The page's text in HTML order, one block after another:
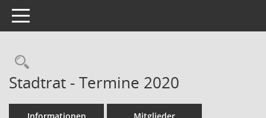
Toggle navigation
Rechercheauswahl
Stadtrat - Termine 2020